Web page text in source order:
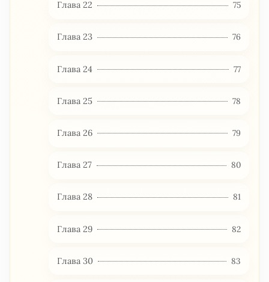
Глава 22 75
Глава 23 76
Глава 24 77
Глава 25 78
Глава 26 79
Глава 27 80
Глава 28 81
Глава 29 82
Глава 30 83